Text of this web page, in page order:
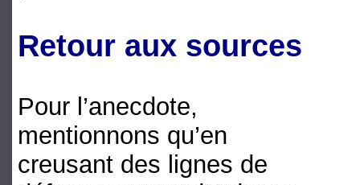
Retour aux sources
Pour l’anecdote,
mentionnons qu’en
creusant des lignes de